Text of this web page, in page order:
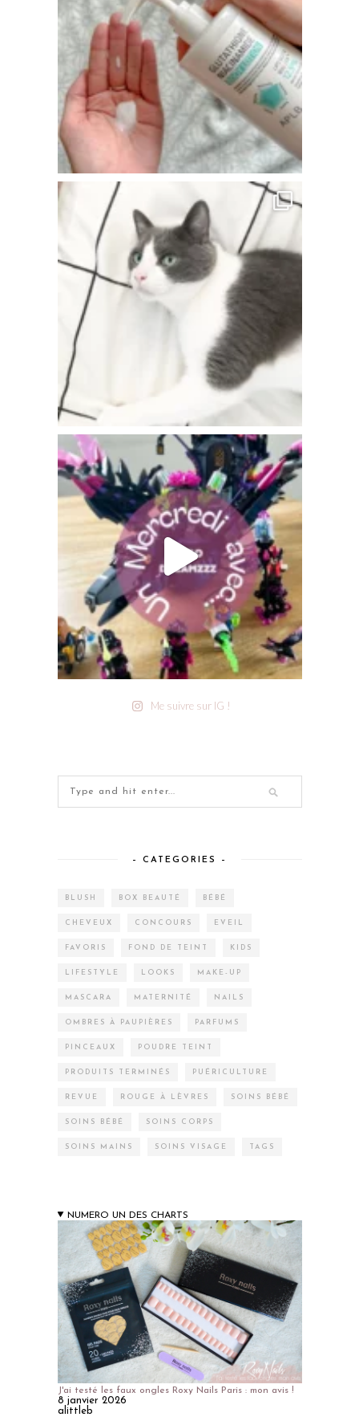
Me suivre sur IG !
– CATEGORIES –
BLUSH BOX BEAUTÉ BÉBÉ
CHEVEUX CONCOURS EVEIL
FAVORIS FOND DE TEINT KIDS
LIFESTYLE LOOKS MAKE-UP
MASCARA MATERNITÉ NAILS
OMBRES À PAUPIÈRES PARFUMS
PINCEAUX POUDRE TEINT
PRODUITS TERMINÉS PUÉRICULTURE
REVUE ROUGE À LÈVRES SOINS BÉBÉ
SOINS BÉBÉ SOINS CORPS
SOINS MAINS SOINS VISAGE TAGS
NUMERO UN DES CHARTS
J'ai testé les faux ongles Roxy Nails Paris : mon avis !
8 janvier 2026
alittleb